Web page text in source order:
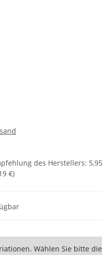
des Herstellers:
€)
Wählen Sie bitte